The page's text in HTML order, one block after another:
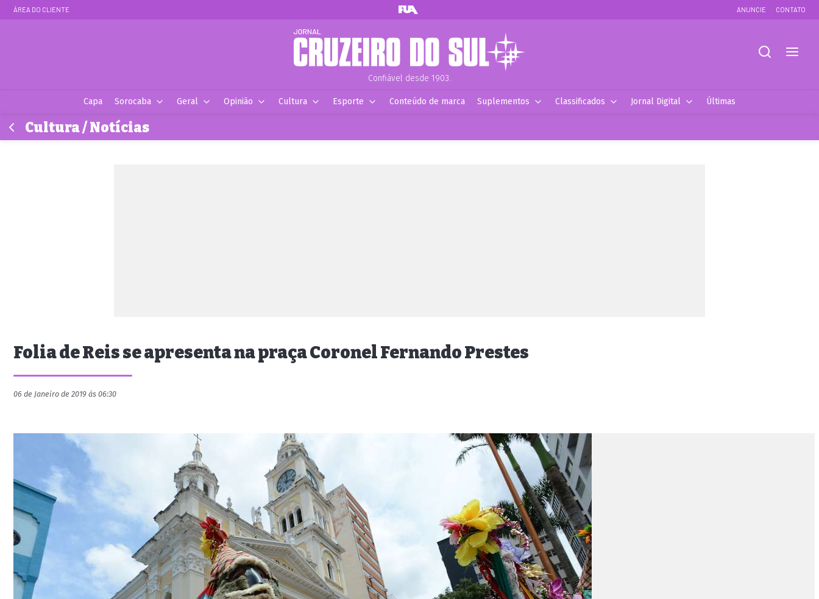
ÁREA DO CLIENTE ANUNCIE CONTATO
Confiável desde 1903.
Capa Sorocaba Geral Opinião Cultura Esporte Conteúdo de marca Suplementos Classificados Jornal Digital Últimas
Cultura / Notícias
Folia de Reis se apresenta na praça Coronel Fernando Prestes
06 de Janeiro de 2019 às 06:30